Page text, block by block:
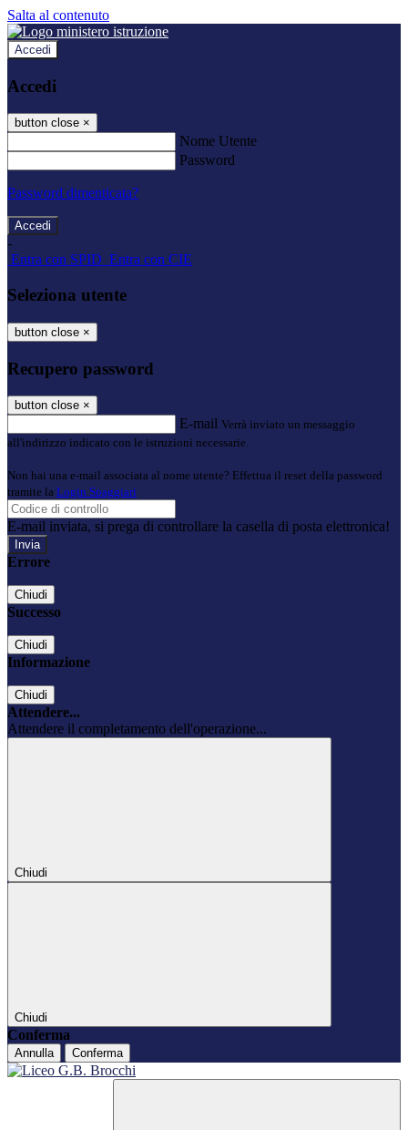
Salta al contenuto
Accedi
Accedi
button close ×
Nome Utente
Password
Password dimenticata?
-
Entra con SPID Entra con CIE
Seleziona utente
button close ×
Recupero password
button close ×
E-mail Verrà inviato un messaggio
all'indirizzo indicato con le istruzioni necessarie.
Non hai una e-mail associata al nome utente? Effettua il reset della password
tramite la Login Spaggiari
E-mail inviata, si prega di controllare la casella di posta elettronica!
Errore
Chiudi
Successo
Chiudi
Informazione
Chiudi
Attendere...
Attendere il completamento dell'operazione...
Chiudi
Chiudi
Conferma
Annulla Conferma